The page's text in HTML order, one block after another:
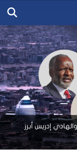
إدريس أبرز